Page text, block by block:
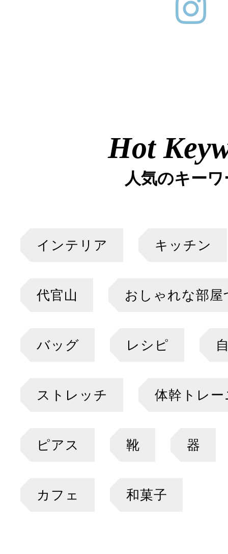
Hot
人気のキー
インテリア キッチン
代官山 おしゃれな部屋
バッグ レシピ
ストレッチ 体幹トレ
ピアス 靴 器
カフェ 和菓子